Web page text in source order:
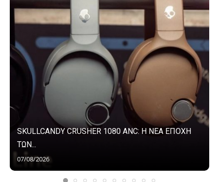
SKULLCANDY CRUSHER 1080 ANC: Η ΝΕΑ ΕΠΟΧΗ
ΤΩΝ...
07/08/2026